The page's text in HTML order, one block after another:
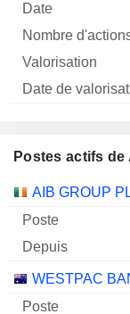
Postes actifs
Sociétés Poste
AIB GROUP
WESTPAC